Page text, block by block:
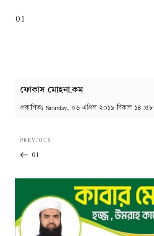
01
ফোকাস মোহনা.কম
প্রকাশিতঃ Saturday, ০৬ এপ্রিল ২০১৯ বিকাল ১৪:৫৮
navigation
Previous
Post
PREVIOUS
01